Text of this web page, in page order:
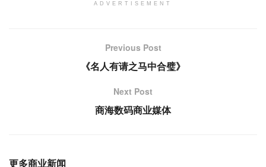
ADVERTISEMENT
Previous Post
《名人有请之马中合璧》
Next Post
商海数码商业媒体
更多商业新闻